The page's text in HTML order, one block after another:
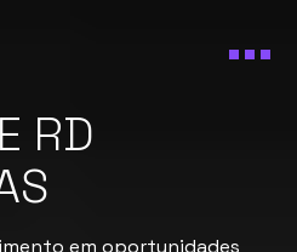
RD
em oportunidades